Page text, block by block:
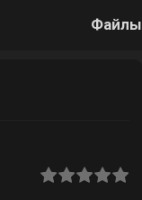
Файлы